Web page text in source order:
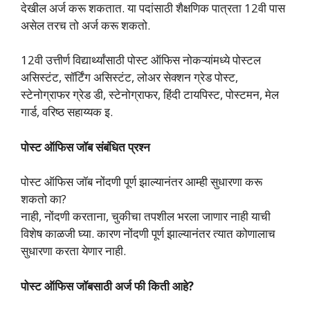
देखील अर्ज करू शकतात. या पदांसाठी शैक्षणिक पात्रता 12वी पास
असेल तरच तो अर्ज करू शकतो.
12वी उत्तीर्ण विद्यार्थ्यांसाठी पोस्ट ऑफिस नोकऱ्यांमध्ये पोस्टल
असिस्टंट, सॉर्टिंग असिस्टंट, लोअर सेक्शन ग्रेड पोस्ट,
स्टेनोग्राफर ग्रेड डी, स्टेनोग्राफर, हिंदी टायपिस्ट, पोस्टमन, मेल
गार्ड, वरिष्ठ सहाय्यक इ.
पोस्ट ऑफिस जॉब संबंधित प्रश्न
पोस्ट ऑफिस जॉब नोंदणी पूर्ण झाल्यानंतर आम्ही सुधारणा करू
शकतो का?
नाही, नोंदणी करताना, चुकीचा तपशील भरला जाणार नाही याची
विशेष काळजी घ्या. कारण नोंदणी पूर्ण झाल्यानंतर त्यात कोणालाच
सुधारणा करता येणार नाही.
पोस्ट ऑफिस जॉबसाठी अर्ज फी किती आहे?